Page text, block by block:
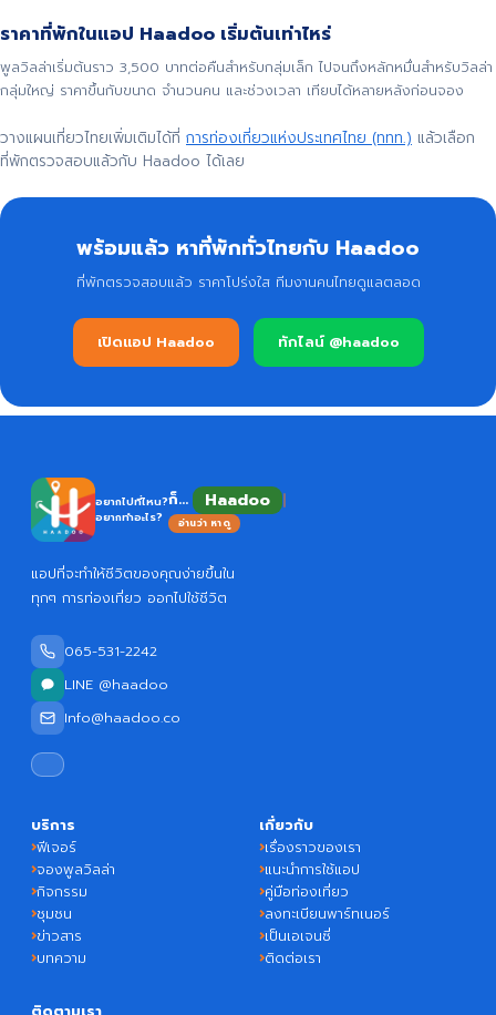
ราคาที่พักในแอป Haadoo เริ่มต้นเท่าไหร่
พูลวิลล่าเริ่มต้นราว 3,500 บาทต่อคืนสำหรับกลุ่มเล็ก ไปจนถึงหลักหมื่นสำหรับวิลล่า
กลุ่มใหญ่ ราคาขึ้นกับขนาด จำนวนคน และช่วงเวลา เทียบได้หลายหลังก่อนจอง
วางแผนเที่ยวไทยเพิ่มเติมได้ที่ การท่องเที่ยวแห่งประเทศไทย (ททท.) แล้วเลือก
ที่พักตรวจสอบแล้วกับ Haadoo ได้เลย
พร้อมแล้ว หาที่พักทั่วไทยกับ Haadoo
ที่พักตรวจสอบแล้ว ราคาโปร่งใส ทีมงานคนไทยดูแลตลอด
เปิดแอป Haadoo ทักไลน์ @haadoo
อยากไปที่ไหน?
อยากทำอะไร?
ก็... Haadoo
อ่านว่า หาดู
แอปที่จะทำให้ชีวิตของคุณง่ายขึ้นใน
ทุกๆ การท่องเที่ยว ออกไปใช้ชีวิต
065-531-2242
LINE @haadoo
Info@haadoo.co
บริการ
ฟีเจอร์
จองพูลวิลล่า
กิจกรรม
ชุมชน
ข่าวสาร
บทความ
เกี่ยวกับ
เรื่องราวของเรา
แนะนำการใช้แอป
คู่มือท่องเที่ยว
ลงทะเบียนพาร์ทเนอร์
เป็นเอเจนซี่
ติดต่อเรา